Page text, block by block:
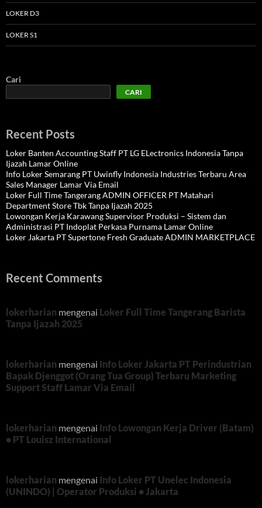
LOKER D3
LOKER S1
Cari
CARI
Recent Posts
Loker Banten Accounting Staff PT LG ELectronics Indonesia Tanpa
Ijazah Lamar Online
Info Loker Semarang PT Uwinfly Indonesia Industries Terbaru Area
Sales Manager Lamar Via Email
Loker Full Time Tangerang ADMIN OFFICER PT Matahari
Department Store Tbk Tanpa Ijazah 2025
Lowongan Kerja Karawang Supervisor Produksi – Sistem dan
Administrasi PT Indoplat Perkasa Purnama Lamar Online
Loker Jakarta PT Supertone Fresh Graduate ADMIN MARKETPLACE
Recent Comments
lokerharian mengenai Loker Full Time Tangerang Barista
Tanpa Ijazah 2025
lokerharian mengenai Info Loker Jakarta PT Perindustrian
Bapak Djenggot (Orang Tua Group) Terbaru Marketing
Support Staff Lamar Via Email
lokerharian mengenai Info Lowongan Kerja Driver (Batam)
• PT Louisz International
lokerharian mengenai Info Loker PT Unelec Indonesia
(UNINDO) | Operator Produksi • Jakarta